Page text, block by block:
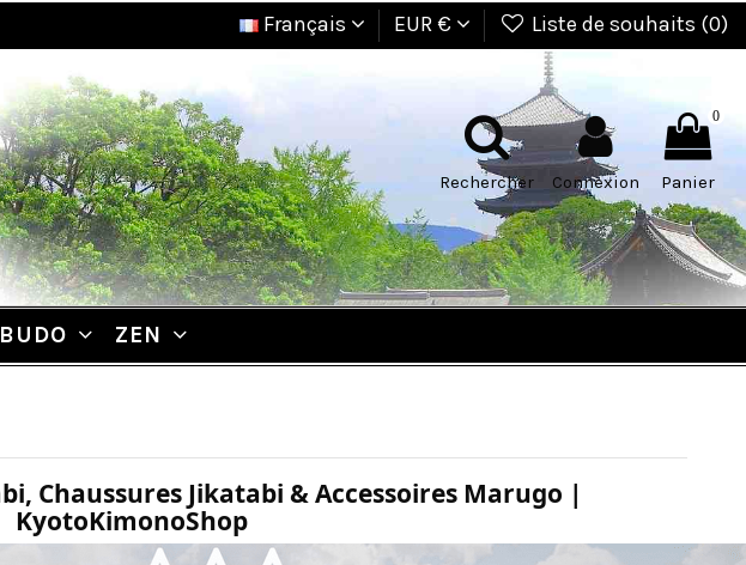
Français EUR € Liste de souhaits (0)
Rechercher Connexion
0
Panier
BUDO ZEN
Chaussures Jikatabi & Accessoires Marugo |
KyotoKimonoShop